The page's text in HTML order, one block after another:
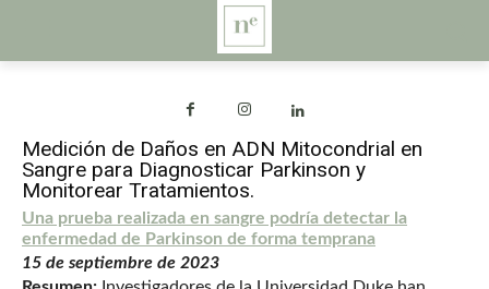
Medición de Daños en ADN Mitocondrial en
Sangre para Diagnosticar Parkinson y
Monitorear Tratamientos.
Una prueba realizada en sangre podría detectar la
enfermedad de Parkinson de forma temprana
15 de septiembre de 2023